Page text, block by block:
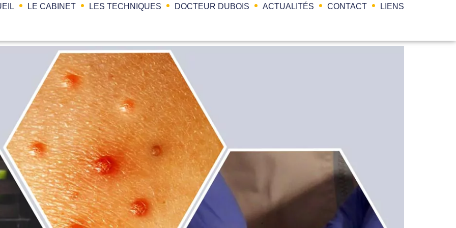
LE CABINET LES TECHNIQUES DOCTEUR DUBOIS ACTUALITÉS CONTACT LIENS